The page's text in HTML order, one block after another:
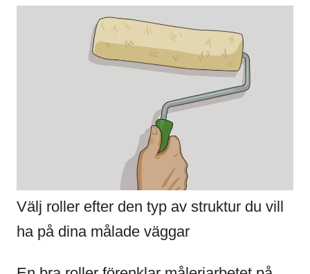
Välj roller efter den typ av struktur du vill
ha på dina målade väggar